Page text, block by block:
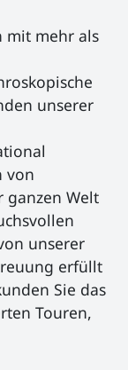
mit mehr als
unserer
von
ganzen Welt
unserer
erfüllt
Sie das
Touren,